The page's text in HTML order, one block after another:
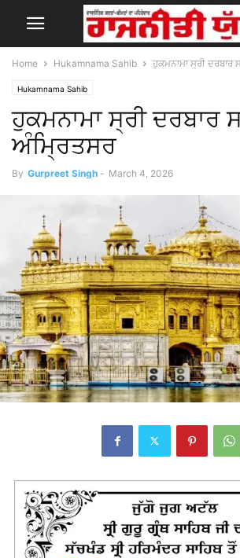
Home Hukamnama Sahib ਹੁਕਮਨਾਮਾ ਸ੍ਰੀ ਦਰਬਾਰ
Hukamnama Sahib
ਹੁਕਮਨਾਮਾ ਸ੍ਰੀ ਦਰਬਾਰ
ਅੰਮ੍ਰਿਤਸਰ
By Gurpreet Singh - March 4, 2026